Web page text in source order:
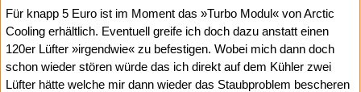
Für knapp 5 Euro ist im Moment das »Turbo Modul« von Arctic
Cooling erhältlich. Eventuell greife ich doch dazu anstatt einen
120er Lüfter »irgendwie« zu befestigen. Wobei mich dann doch
schon wieder stören würde das ich direkt auf dem Kühler zwei
Lüfter hätte welche mir dann wieder das Staubproblem bescheren